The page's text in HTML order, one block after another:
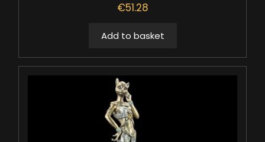
€51.28
Add to basket